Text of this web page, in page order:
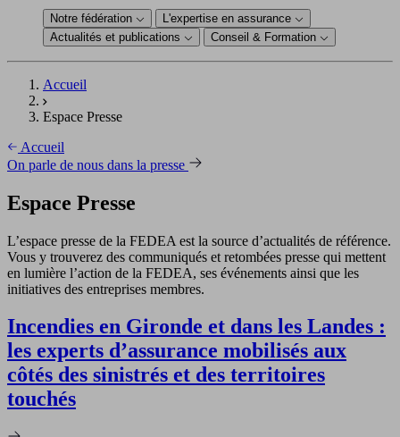
Notre fédération
L'expertise en assurance
Actualités et publications
Conseil & Formation
Accueil
Espace Presse
Accueil
On parle de nous dans la presse
Espace Presse
L’espace presse de la FEDEA est la source d’actualités de référence.
Vous y trouverez des communiqués et retombées presse qui mettent
en lumière l’action de la FEDEA, ses événements ainsi que les
initiatives des entreprises membres.
Incendies en Gironde et dans les Landes :
les experts d’assurance mobilisés aux
côtés des sinistrés et des territoires
touchés